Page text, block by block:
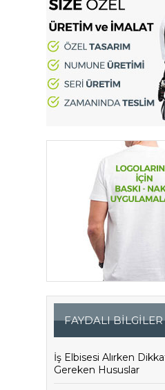
FAYDALI BİLGİLER
İş Elbisesi Alırken
Gereken Hususlar